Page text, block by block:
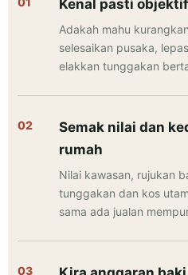
Kenal pasti
Adakah mahu
selesaikan pusaka,
elakkan tunggakan
Semak nilai dan
rumah
Nilai kawasan, rujukan
tunggakan dan kos
sama ada jualan